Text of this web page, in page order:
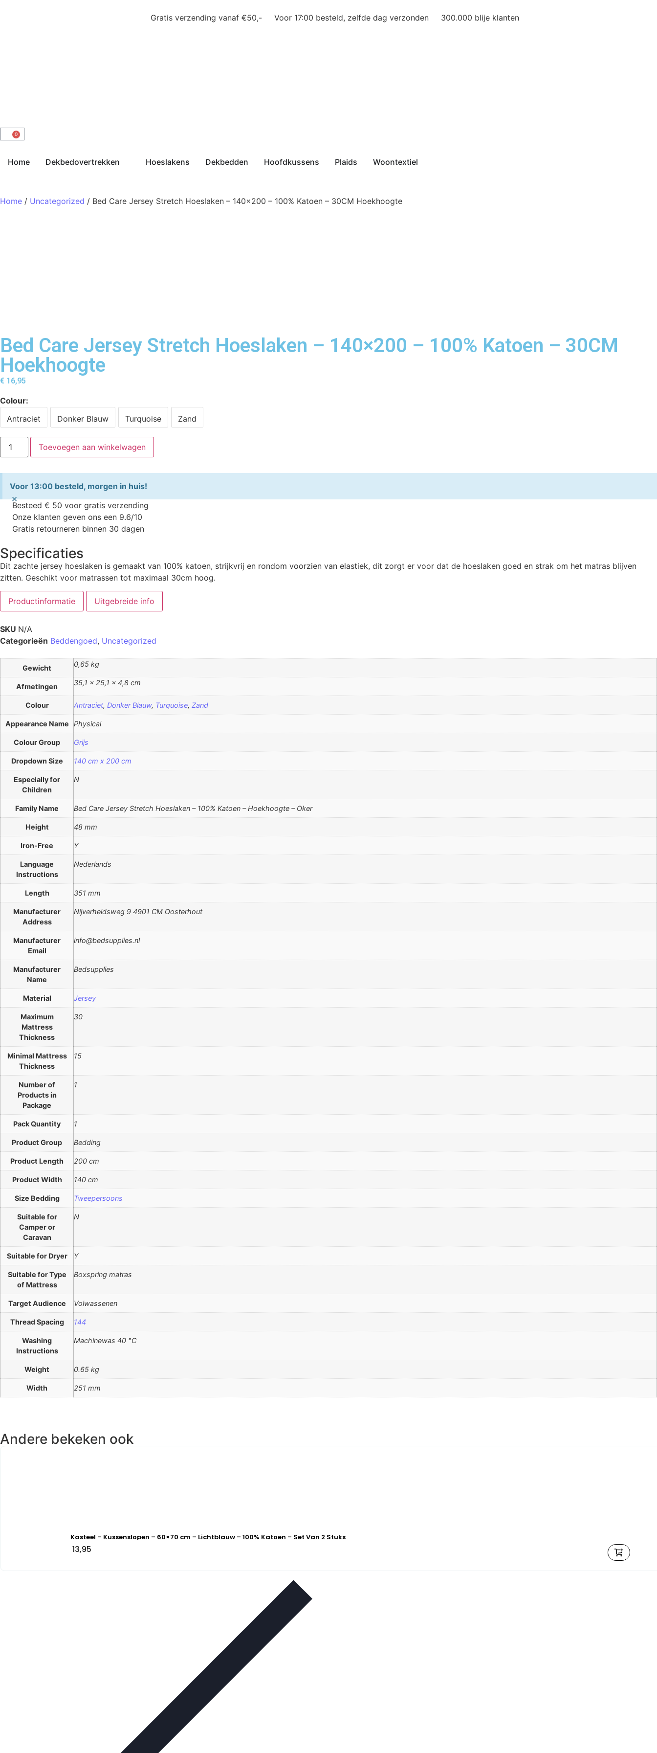
Gratis verzending vanaf €50,- Voor 17:00 besteld, zelfde dag verzonden 300.000 blije klanten
0
Home Dekbedovertrekken Hoeslakens Dekbedden Hoofdkussens Plaids Woontextiel
Home / Uncategorized / Bed Care Jersey Stretch Hoeslaken – 140×200 – 100% Katoen – 30CM Hoekhoogte
Bed Care Jersey Stretch Hoeslaken – 140×200 – 100% Katoen – 30CM
Hoekhoogte
€ 16,95
Colour
Antraciet
Donker Blauw Turquoise Zand
Toevoegen aan winkelwagen
Voor 13:00 besteld, morgen in huis!
×
Besteed € 50 voor gratis verzending
Onze klanten geven ons een 9.6/10
Gratis retourneren binnen 30 dagen
Specificaties
Dit zachte jersey hoeslaken is gemaakt van 100% katoen, strijkvrij en rondom voorzien van elastiek, dit zorgt er voor dat de hoeslaken goed en strak om het matras blijven
zitten. Geschikt voor matrassen tot maximaal 30cm hoog.
Productinformatie Uitgebreide info
SKU N/A
Categorieën Beddengoed, Uncategorized
Gewicht 0,65 kg
Afmetingen 35,1 × 25,1 × 4,8 cm
Colour Antraciet, Donker Blauw, Turquoise, Zand
Appearance Name Physical
Colour Group Grijs
Dropdown Size 140 cm x 200 cm
Especially for
Children
N
Family Name Bed Care Jersey Stretch Hoeslaken – 100% Katoen – Hoekhoogte – Oker
Height 48 mm
Iron-Free Y
Language
Instructions
Nederlands
Length 351 mm
Manufacturer
Address
Nijverheidsweg 9 4901 CM Oosterhout
Manufacturer
Email
info@bedsupplies.nl
Manufacturer
Name
Bedsupplies
Material Jersey
Maximum
Mattress
Thickness
30
Minimal Mattress
Thickness
15
Number of
Products in
Package
1
Pack Quantity 1
Product Group Bedding
Product Length 200 cm
Product Width 140 cm
Size Bedding Tweepersoons
Suitable for
Camper or
Caravan
N
Suitable for Dryer Y
Suitable for Type
of Mattress
Boxspring matras
Target Audience Volwassenen
Thread Spacing 144
Washing
Instructions
Machinewas 40 °C
Weight 0.65 kg
Width 251 mm
Andere bekeken ook
Kasteel – Kussenslopen – 60×70 cm – Lichtblauw – 100% Katoen – Set Van 2 Stuks
13,95